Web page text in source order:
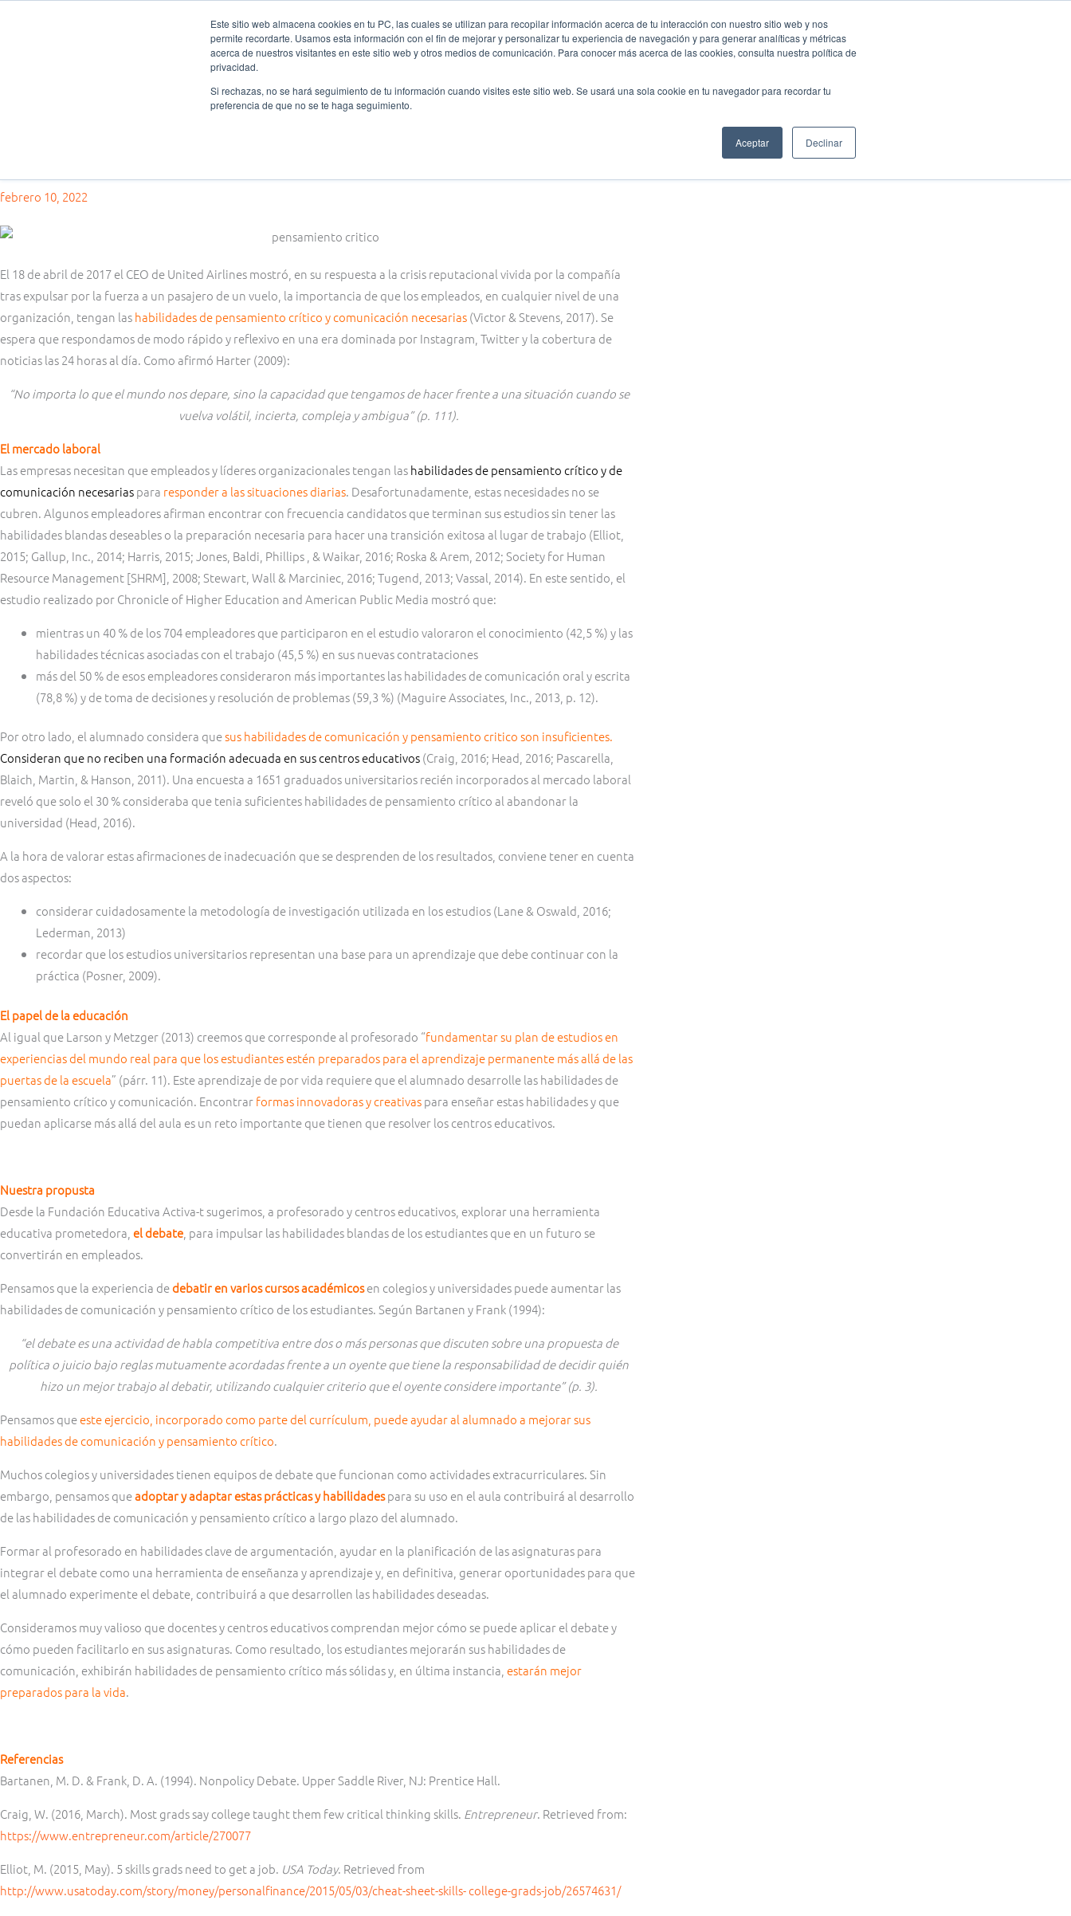
Este sitio web almacena cookies en tu PC, las cuales se utilizan para recopilar información acerca de tu interacción con nuestro sitio web y nos
permite recordarte. Usamos esta información con el fin de mejorar y personalizar tu experiencia de navegación y para generar analíticas y métricas
acerca de nuestros visitantes en este sitio web y otros medios de comunicación. Para conocer más acerca de las cookies, consulta nuestra política de
privacidad.
Si rechazas, no se hará seguimiento de tu información cuando visites este sitio web. Se usará una sola cookie en tu navegador para recordar tu
preferencia de que no se te haga seguimiento.
Aceptar Declinar
Fundación Actívate Quiénes somos Ligas y Torneos Formación Oratoria Eventos Activa-t Blog
febrero 10, 2022
El 18 de abril de 2017 el CEO de United Airlines mostró, en su respuesta a la crisis reputacional vivida por la compañía
tras expulsar por la fuerza a un pasajero de un vuelo, la importancia de que los empleados, en cualquier nivel de una
organización, tengan lashabilidades de pensamiento crítico y comunicación necesarias(Victor & Stevens, 2017). Se
espera que respondamos de modo rápido y reflexivo en una era dominada por Instagram, Twitter y la cobertura de
noticias las 24 horas al día. Como afirmó Harter (2009):
“No importa lo que el mundo nos depare, sino la capacidad que tengamos de hacer frente a una situación cuando se
vuelva volátil, incierta, compleja y ambigua” (p. 111).
El mercado laboral
Las empresas necesitan que empleados y líderes organizacionales tengan lashabilidades de pensamiento crítico y de
comunicación necesariaspara responder a las situaciones diarias. Desafortunadamente, estas necesidades no se
cubren. Algunos empleadores afirman encontrar con frecuencia candidatos que terminan sus estudios sin tener las
habilidades blandas deseables o la preparación necesaria para hacer una transición exitosa al lugar de trabajo (Elliot,
2015; Gallup, Inc., 2014; Harris, 2015; Jones, Baldi, Phillips , & Waikar, 2016; Roska & Arem, 2012; Society for Human
Resource Management [SHRM], 2008; Stewart, Wall & Marciniec, 2016; Tugend, 2013; Vassal, 2014). En este sentido, el
estudio realizado por Chronicle of Higher Education and American Public Media mostró que:
mientras un 40 % de los 704 empleadores que participaron en el estudio valoraron el conocimiento (42,5 %) y las
habilidades técnicas asociadas con el trabajo (45,5 %) en sus nuevas contrataciones
más del 50 % de esos empleadores consideraron más importantes las habilidades de comunicación oral y escrita
(78,8 %) y de toma de decisiones y resolución de problemas (59,3 %) (Maguire Associates, Inc., 2013, p. 12).
Por otro lado, el alumnado considera quesus habilidades de comunicación y pensamiento critico son insuficientes.
Consideran que no reciben una formación adecuada en sus centros educativos(Craig, 2016; Head, 2016; Pascarella,
Blaich, Martin, & Hanson, 2011). Una encuesta a 1651 graduados universitarios recién incorporados al mercado laboral
reveló que solo el 30 % consideraba que tenia suficientes habilidades de pensamiento crítico al abandonar la
universidad (Head, 2016).
A la hora de valorar estas afirmaciones de inadecuación que se desprenden de los resultados, conviene tener en cuenta
dos aspectos:
considerar cuidadosamente la metodología de investigación utilizada en los estudios (Lane & Oswald, 2016;
Lederman, 2013)
recordar que los estudios universitarios representan una base para un aprendizaje que debe continuar con la
práctica (Posner, 2009).
El papel de la educación
Al igual que Larson y Metzger (2013) creemos que corresponde al profesorado “fundamentar su plan de estudios en
experiencias del mundo real para que los estudiantes estén preparados para el aprendizaje permanente más allá de las
puertas de la escuela” (párr. 11). Este aprendizaje de por vida requiere que el alumnado desarrolle las habilidades de
pensamiento crítico y comunicación. Encontrarformas innovadoras y creativaspara enseñar estas habilidades y que
puedan aplicarse más allá del aula es un reto importante que tienen que resolver los centros educativos.
Nuestra propusta
Desde la Fundación Educativa Activa-t sugerimos, a profesorado y centros educativos, explorar una herramienta
educativa prometedora, el debate , para impulsar las habilidades blandas de los estudiantes que en un futuro se
convertirán en empleados.
Pensamos que la experiencia dedebatir en varios cursos académicosen colegios y universidades puede aumentar las
habilidades de comunicación y pensamiento crítico de los estudiantes. Según Bartanen y Frank (1994):
“el debate es una actividad de habla competitiva entre dos o más personas que discuten sobre una propuesta de
política o juicio bajo reglas mutuamente acordadas frente a un oyente que tiene la responsabilidad de decidir quién
hizo un mejor trabajo al debatir, utilizando cualquier criterio que el oyente considere importante” (p. 3).
Pensamos queeste ejercicio, incorporado como parte del currículum, puede ayudar al alumnado a mejorar sus
habilidades de comunicación y pensamiento crítico.
Muchos colegios y universidades tienen equipos de debate que funcionan como actividades extracurriculares. Sin
embargo, pensamos queadoptar y adaptar estas prácticas y habilidadespara su uso en el aula contribuirá al desarrollo
de las habilidades de comunicación y pensamiento crítico a largo plazo del alumnado.
Formar al profesorado en habilidades clave de argumentación, ayudar en la planificación de las asignaturas para
integrar el debate como una herramienta de enseñanza y aprendizaje y, en definitiva, generar oportunidades para que
el alumnado experimente el debate, contribuirá a que desarrollen las habilidades deseadas.
Consideramos muy valioso que docentes y centros educativos comprendan mejor cómo se puede aplicar el debate y
cómo pueden facilitarlo en sus asignaturas. Como resultado, los estudiantes mejorarán sus habilidades de
comunicación, exhibirán habilidades de pensamiento crítico más sólidas y, en última instancia, estarán mejor
preparados para la vida.
Referencias
Bartanen, M. D. & Frank, D. A. (1994). Nonpolicy Debate. Upper Saddle River, NJ: Prentice Hall.
Craig, W. (2016, March). Most grads say college taught them few critical thinking skills. Entrepreneur. Retrieved from:
https://www.entrepreneur.com/article/270077
Elliot, M. (2015, May). 5 skills grads need to get a job. USA Today. Retrieved from
http://www.usatoday.com/story/money/personalfinance/2015/05/03/cheat-sheet-skills-college-grads-job/26574631/